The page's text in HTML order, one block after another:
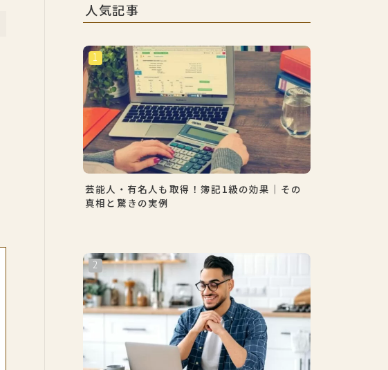
人気記事
芸能人・有名人も取得！簿記1級の効果｜その
真相と驚きの実例